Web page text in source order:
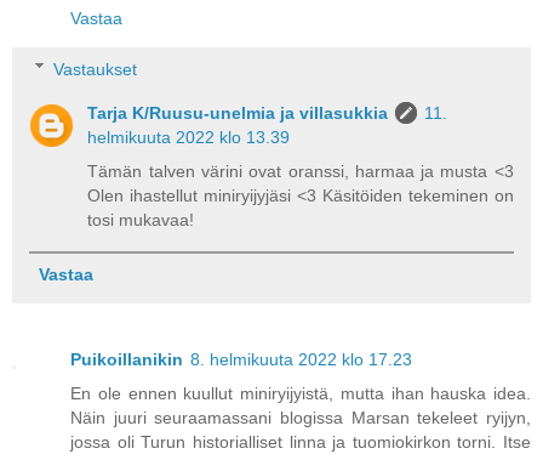
Vastaa
Vastaukset
Tarja K/Ruusu-unelmia ja villasukkia
11.
helmikuuta 2022 klo 13.39
Tämän talven värini ovat oranssi, harmaa ja musta <3
Olen ihastellut miniryijyjäsi <3 Käsitöiden tekeminen on
tosi mukavaa!
Vastaa
Puikoillanikin 8. helmikuuta 2022 klo 17.23
En ole ennen kuullut miniryijyistä, mutta ihan hauska idea.
Näin juuri seuraamassani blogissa Marsan tekeleet ryijyn,
jossa oli Turun historialliset linna ja tuomiokirkon torni. Itse